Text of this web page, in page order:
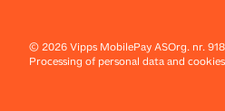
©2026Vipps MobilePay ASOrg. nr.
Processing of personal data and cookies